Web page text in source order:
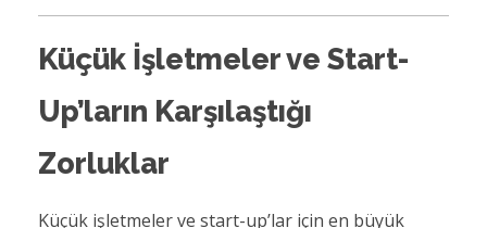
Küçük İşletmeler ve Start-
Up’ların Karşılaştığı
Zorluklar
Küçük işletmeler ve start-up’lar için en büyük